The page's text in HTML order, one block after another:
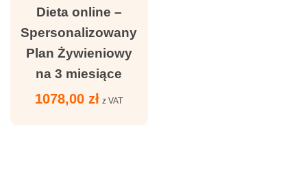
Dieta online –
Spersonalizowany
Plan Żywieniowy
na 3 miesiące
1078,00zł z VAT